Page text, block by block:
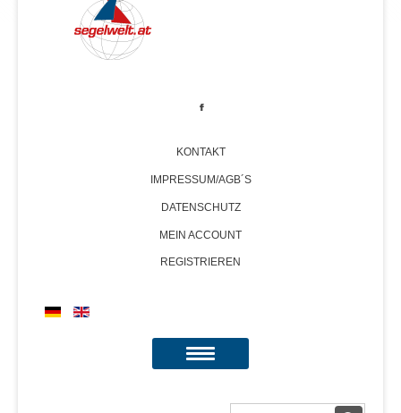
KONTAKT
IMPRESSUM/AGB´S
DATENSCHUTZ
MEIN ACCOUNT
REGISTRIEREN